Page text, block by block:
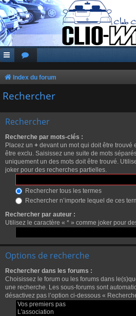
Index du forum
Rechercher
Rechercher
Recherche par mots-clés :
Placez un + devant un mot qui doit être trouvé
être exclu. Saisissez une suite de mots
uniquement un des mots doit être trouvé.
joker pour des recherches partielles.
Rechercher tous les termes
Rechercher n’importe lequel de ces
Rechercher par auteur :
Utilisez le caractère « * » comme joker pour
Options de recherche
Rechercher dans les forums :
Choisissez le forum ou les forums dans
une recherche. Les sous-forums sont
désactivez pas l’option ci-dessous «